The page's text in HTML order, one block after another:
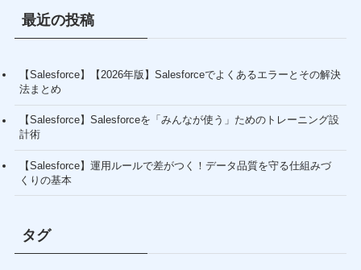
最近の投稿
【Salesforce】【2026年版】Salesforceでよくあるエラーとその解決
法まとめ
【Salesforce】Salesforceを「みんなが使う」ためのトレーニング設
計術
【Salesforce】運用ルールで差がつく！データ品質を守る仕組みづ
くりの基本
タグ